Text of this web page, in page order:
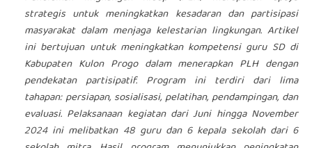
strategis untuk meningkatkan kesadaran dan partisipasi
masyarakat dalam menjaga kelestarian lingkungan. Artikel
ini bertujuan untuk meningkatkan kompetensi guru SD di
Kabupaten Kulon Progo dalam menerapkan PLH dengan
pendekatan partisipatif. Program ini terdiri dari lima
tahapan: persiapan, sosialisasi, pelatihan, pendampingan, dan
evaluasi. Pelaksanaan kegiatan dari Juni hingga November
2024 ini melibatkan 48 guru dan 6 kepala sekolah dari 6